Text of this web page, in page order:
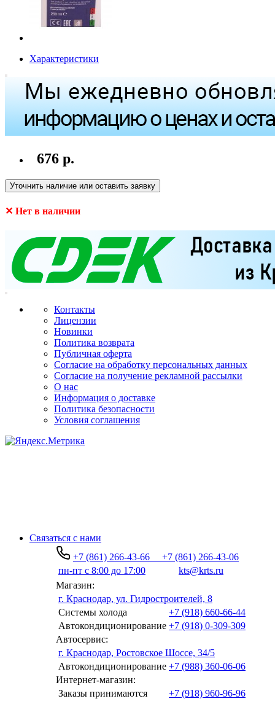
Характеристики
676 р.
Уточнить наличие или оставить заявку
✕ Нет в наличии
Контакты
Лицензии
Новинки
Политика возврата
Публичная оферта
Согласие на обработку персональных данных
Согласие на получение рекламной рассылки
О нас
Информация о доставке
Политика безопасности
Условия соглашения
Связаться с нами
+7 (861) 266-43-66
+7 (861) 266-43-06
пн-пт с 8:00 до 17:00
kts@krts.ru
Магазин:
г. Краснодар, ул. Гидростроителей, 8
Системы холода
+7 (918) 660-66-44
Автокондиционирование +7 (918) 0-309-309
Автосервис:
г. Краснодар, Ростовское Шоссе, 34/5
Автокондиционирование +7 (988) 360-06-06
Интернет-магазин:
Заказы принимаются
+7 (918) 960-96-96